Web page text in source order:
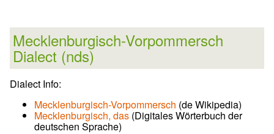
Mecklenburgisch-Vorpommersch
Dialect (nds)
Dialect Info:
Mecklenburgisch-Vorpommersch (de Wikipedia)
Mecklenburgisch, das (Digitales Wörterbuch der
deutschen Sprache)